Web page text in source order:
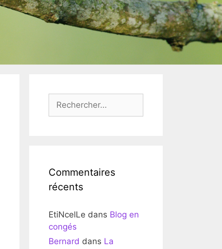
Commentaires
récents
EtiNcelLe dans Blog en
congés
Bernard dans La